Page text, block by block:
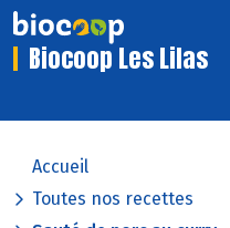
Biocoop Les Lilas
Accueil
Toutes nos recettes